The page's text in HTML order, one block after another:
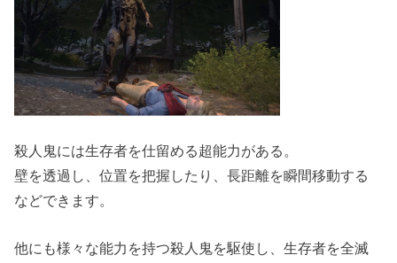
殺人鬼には生存者を仕留める超能力がある。
壁を透過し、位置を把握したり、長距離を瞬間移動する
などできます。
他にも様々な能力を持つ殺人鬼を駆使し、生存者を全滅